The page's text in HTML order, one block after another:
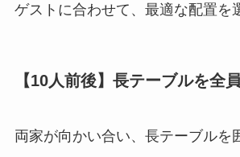
ゲストに合わせて、最適な配置を
【10人前後】長テーブルを全
両家が向かい合い、長テーブルを